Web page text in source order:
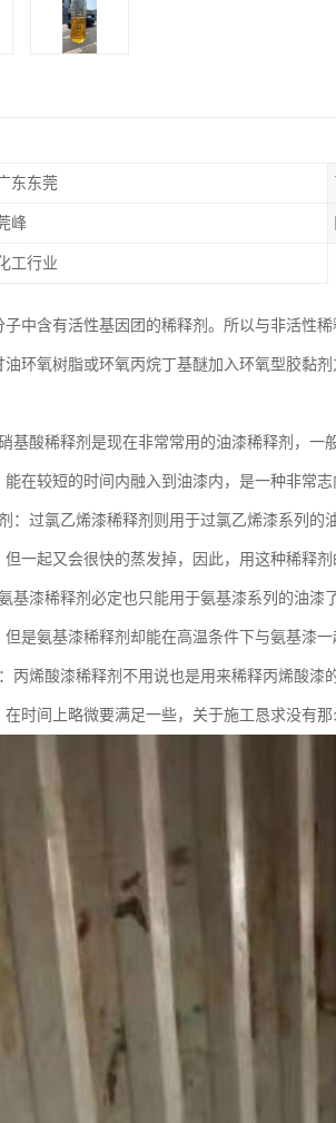
东东莞
峰
工行业
中含有活性基因团的稀释剂。所以与非活性
环氧树脂或环氧丙烷丁基醚加入环氧型胶黏剂
基酸稀释剂是现在非常常用的油漆稀释剂，
在较短的时间内融入到油漆内，是一种非常志
：过氯乙烯漆稀释剂则用于过氯乙烯漆系列
一起又会很快的蒸发掉，因此，用这种稀释剂
基漆稀释剂必定也只能用于氨基漆系列的油
是氨基漆稀释剂却能在高温条件下与氨基漆一
丙烯酸漆稀释剂不用说也是用来稀释丙烯酸
时间上略微要满足一些，关于施工恳求没有那